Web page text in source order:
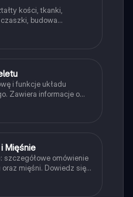
kości, tkanki,
budowa
szkielet
ruchu, mięśne,
i funkcje układu
Zawiera informacje o
funkcjach
skurczu mięśni.
Mięśnie
szczegółowe omówienie
mięśni. Dowiedz się o
kończyn oraz roli
uczniów biologii i